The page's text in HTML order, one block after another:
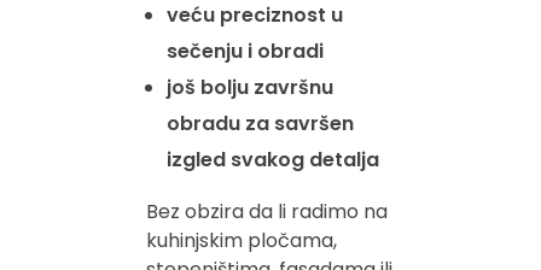
veću preciznost u
sečenju i obradi
još bolju završnu
obradu za savršen
izgled svakog detalja
Bez obzira da li radimo na
kuhinjskim pločama,